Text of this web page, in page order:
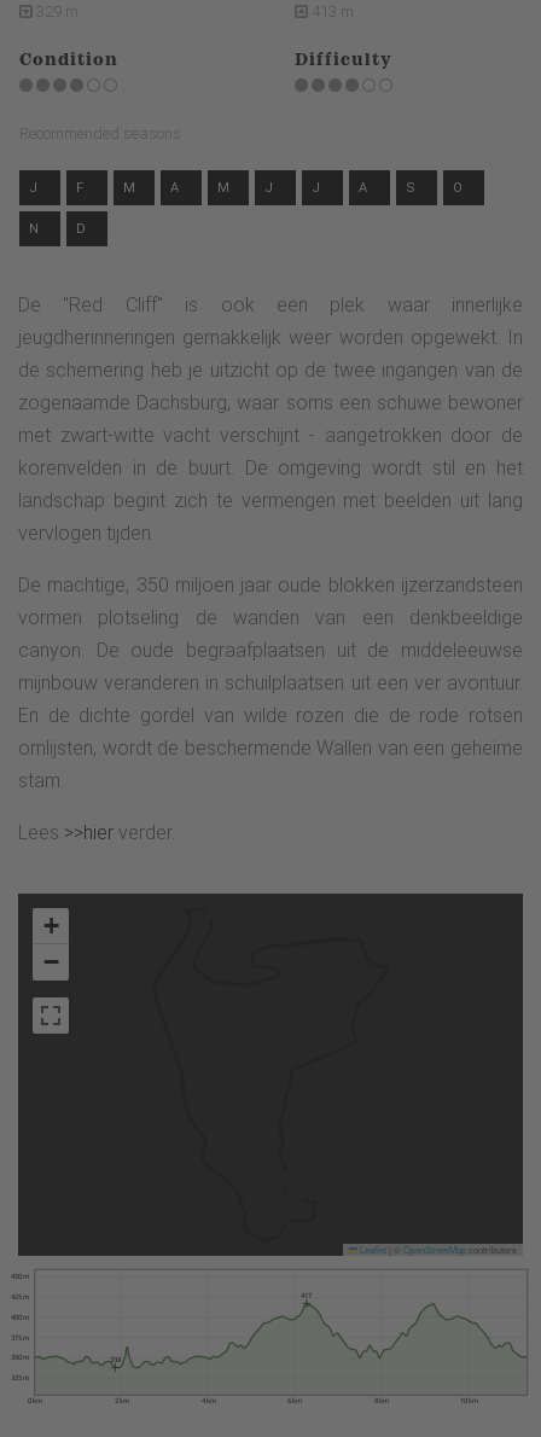
329 m 413 m
Condition Difficulty
Recommended seasons
J F M A M J J A S O
N D
De "Red Cliff" is ook een plek waar innerlijke
jeugdherinneringen gemakkelijk weer worden opgewekt. In
de schemering heb je uitzicht op de twee ingangen van de
zogenaamde Dachsburg, waar soms een schuwe bewoner
met zwart-witte vacht verschijnt - aangetrokken door de
korenvelden in de buurt. De omgeving wordt stil en het
landschap begint zich te vermengen met beelden uit lang
vervlogen tijden.
De machtige, 350 miljoen jaar oude blokken ijzerzandsteen
vormen plotseling de wanden van een denkbeeldige
canyon. De oude begraafplaatsen uit de middeleeuwse
mijnbouw veranderen in schuilplaatsen uit een ver avontuur.
En de dichte gordel van wilde rozen die de rode rotsen
omlijsten, wordt de beschermende Wallen van een geheime
stam.
Lees >>hier verder.
+
−
Leaflet OpenStreetMapcontributors
0 km 2 km 4 km 6 km 8 km 10 km
325 m
350 m
375 m
400 m
425 m
450 m
338
417